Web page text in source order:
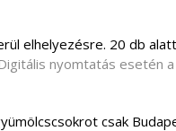
elhelyezésre. 20 db
nyomtatás esetén
csak